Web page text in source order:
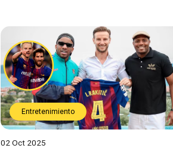
Entretenimiento
02 Oct 2025